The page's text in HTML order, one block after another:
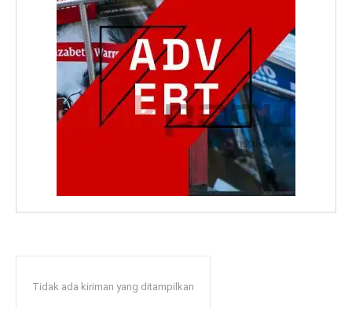
Tidak ada kiriman yang ditampilkan